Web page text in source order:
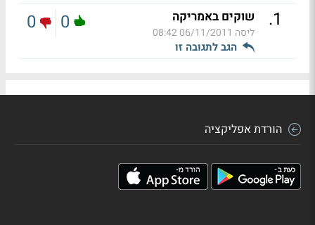
1
. שוקים באמריקה
ליסה 06/11/2011 08:42
הגב לתגובה זו
0
0
הורדת אפליקציה